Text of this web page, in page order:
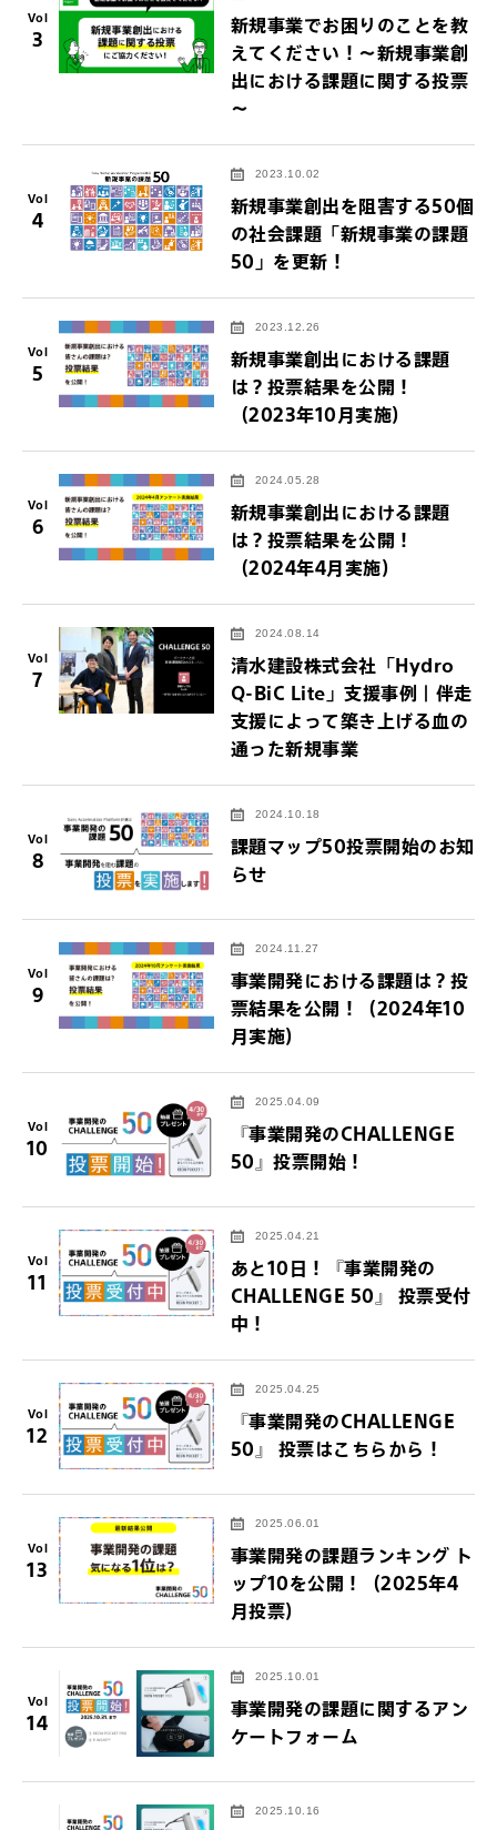
Vol
3
新規事業でお困りのことを教
えてください！～新規事業創
出における課題に関する投票
～
Vol
4
2023.10.02
新規事業創出を阻害する50個
の社会課題「新規事業の課題
50」を更新！
Vol
5
2023.12.26
新規事業創出における課題
は？投票結果を公開！
（2023年10月実施）
Vol
6
2024.05.28
新規事業創出における課題
は？投票結果を公開！
（2024年4月実施）
Vol
7
2024.08.14
清水建設株式会社「Hydro
Q-BiC Lite」支援事例｜伴走
支援によって築き上げる血の
通った新規事業
Vol
8
2024.10.18
課題マップ50投票開始のお知
らせ
Vol
9
2024.11.27
事業開発における課題は？投
票結果を公開！（2024年10
月実施）
Vol
10
2025.04.09
『事業開発のCHALLENGE
50』投票開始！
Vol
11
2025.04.21
あと10日！『事業開発の
CHALLENGE 50』 投票受付
中！
Vol
12
2025.04.25
『事業開発のCHALLENGE
50』 投票はこちらから！
Vol
13
2025.06.01
事業開発の課題ランキング ト
ップ10を公開！（2025年4
月投票）
Vol
14
2025.10.01
事業開発の課題に関するアン
ケートフォーム
2025.10.16